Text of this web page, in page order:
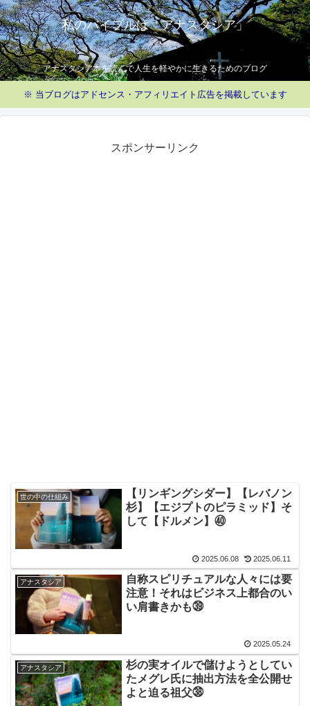
私のバイブルは「アナスタシア」
アナスタシア本を読んで人生を軽やかに生きるためのブログ
※ 当ブログはアドセンス・アフィリエイト広告を掲載しています
スポンサーリンク
世の中の仕組み
【リンギングシダー】【レバノン
杉】【エジプトのピラミッド】そ
して【ドルメン】㊵
2025.06.08 2025.06.11
アナスタシア
自称スピリチュアルな人々には要
注意！それはビジネス上都合のい
い肩書きかも㊴
2025.05.24
アナスタシア
杉の実オイルで儲けようとしてい
たメグレ氏に抽出方法を全公開せ
よと迫る祖父㊳